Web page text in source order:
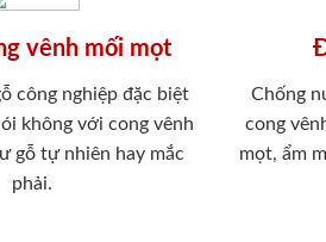
vênh mối mọt
công nghiệp đặc biệt
không với cong vênh
gỗ tự nhiên hay mắc
phải.
Chống
cong
mọt, ẩm